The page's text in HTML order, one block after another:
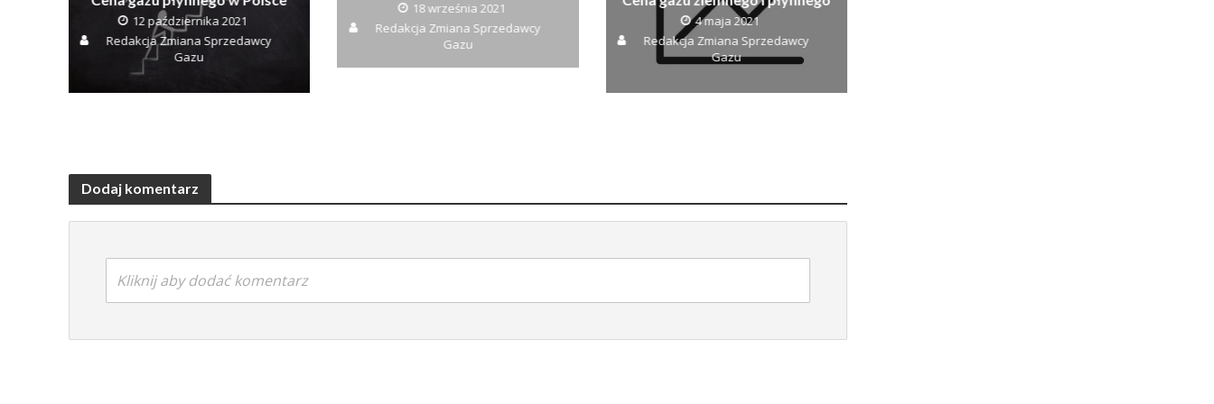
12 października 2021
Redakcja Zmiana Sprzedawcy
Gazu
18 września 2021
Redakcja Zmiana Sprzedawcy
Gazu
4 maja 2021
Redakcja Zmiana Sprzedawcy
Gazu
Dodaj komentarz
Kliknij aby dodać komentarz